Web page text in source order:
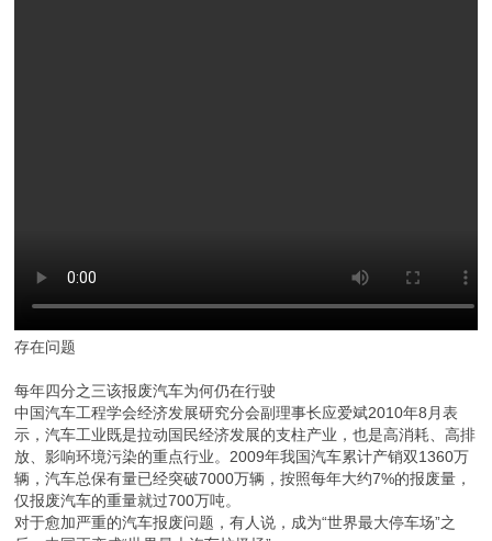
存在问题
每年四分之三该报废汽车为何仍在行驶
中国汽车工程学会经济发展研究分会副理事长应爱斌2010年8月表
示，汽车工业既是拉动国民经济发展的支柱产业，也是高消耗、高排
放、影响环境污染的重点行业。2009年我国汽车累计产销双1360万
辆，汽车总保有量已经突破7000万辆，按照每年大约7%的报废量，
仅报废汽车的重量就过700万吨。
对于愈加严重的汽车报废问题，有人说，成为“世界最大停车场”之